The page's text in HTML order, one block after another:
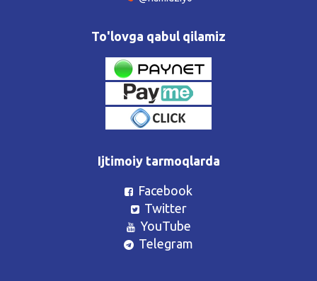
To'lovga qabul qilamiz
Ijtimoiy tarmoqlarda
Facebook
Twitter
YouTube
Telegram